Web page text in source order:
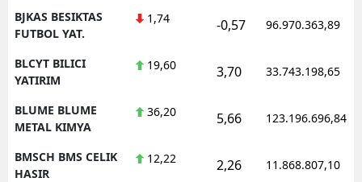
BJKAS BESIKTAS
FUTBOL YAT.
1,74 -0,57 96.970.363,89
BLCYT BILICI
YATIRIM
19,60 3,70 33.743.198,65
BLUME BLUME
METAL KIMYA
36,20 5,66 123.196.696,84
BMSCH BMS CELIK
HASIR
12,22 2,26 11.868.807,10